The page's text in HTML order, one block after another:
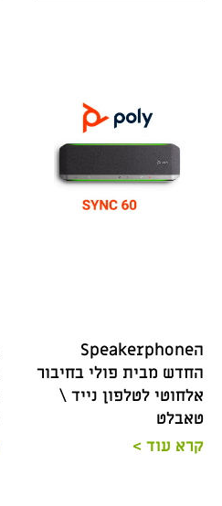
הSpeakerphone
החדש מבית פולי בחיבור
אלחוטי לטלפון נייד \
טאבלט
קרא עוד >